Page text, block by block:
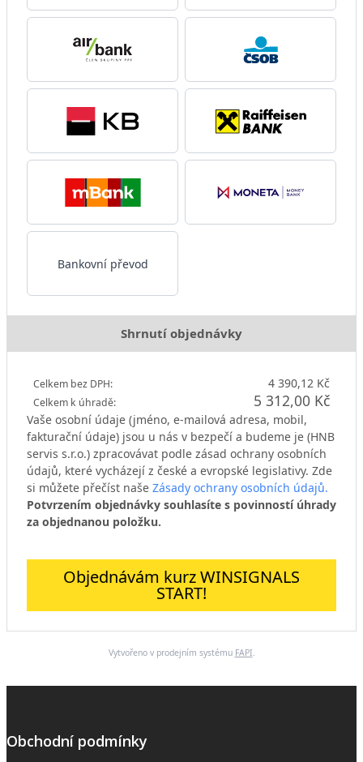
Bankovní převod
Shrnutí objednávky
Celkem bez DPH: 4 390,12 Kč
Celkem k úhradě: 5 312,00 Kč
Vaše osobní údaje (jméno, e-mailová adresa, mobil,
fakturační údaje) jsou u nás v bezpečí a budeme je (HNB
servis s.r.o.) zpracovávat podle zásad ochrany osobních
údajů, které vycházejí z české a evropské legislativy. Zde
si můžete přečíst naše Zásady ochrany osobních údajů.
Potvrzením objednávky souhlasíte s povinností úhrady
za objednanou položku.
Objednávám kurz WINSIGNALS
START!
Vytvořeno v prodejním systému FAPI.
Obchodní podmínky